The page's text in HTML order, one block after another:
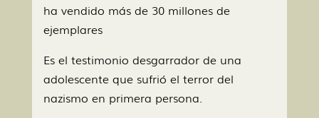
ha vendido más de 30 millones de
ejemplares
Es el testimonio desgarrador de una
adolescente que sufrió el terror del
nazismo en primera persona.